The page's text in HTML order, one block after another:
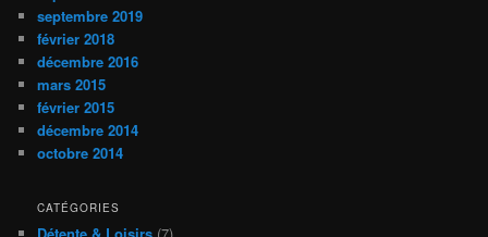
septembre 2019
février 2018
décembre 2016
mars 2015
février 2015
décembre 2014
octobre 2014
CATÉGORIES
Détente & Loisirs (7)